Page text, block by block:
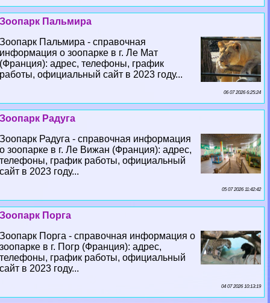
Зоопарк Пальмира
Зоопарк Пальмира - справочная
информация о зоопарке в г. Ле Мат
(Франция): адрес, телефоны, график
работы, официальный сайт в 2023 году...
06 07 2026 6:25:24
Зоопарк Радуга
Зоопарк Радуга - справочная информация
о зоопарке в г. Ле Вижан (Франция): адрес,
телефоны, график работы, официальный
сайт в 2023 году...
05 07 2026 11:42:42
Зоопарк Порга
Зоопарк Порга - справочная информация о
зоопарке в г. Погр (Франция): адрес,
телефоны, график работы, официальный
сайт в 2023 году...
04 07 2026 10:13:19